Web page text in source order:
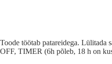
Toode töötab patareidega. Lülitada
OFF, TIMER (6h põleb, 18 h on